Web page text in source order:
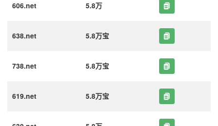
606.net 5.8万
638.net 5.8万宝
738.net 5.8万宝
619.net 5.8万宝